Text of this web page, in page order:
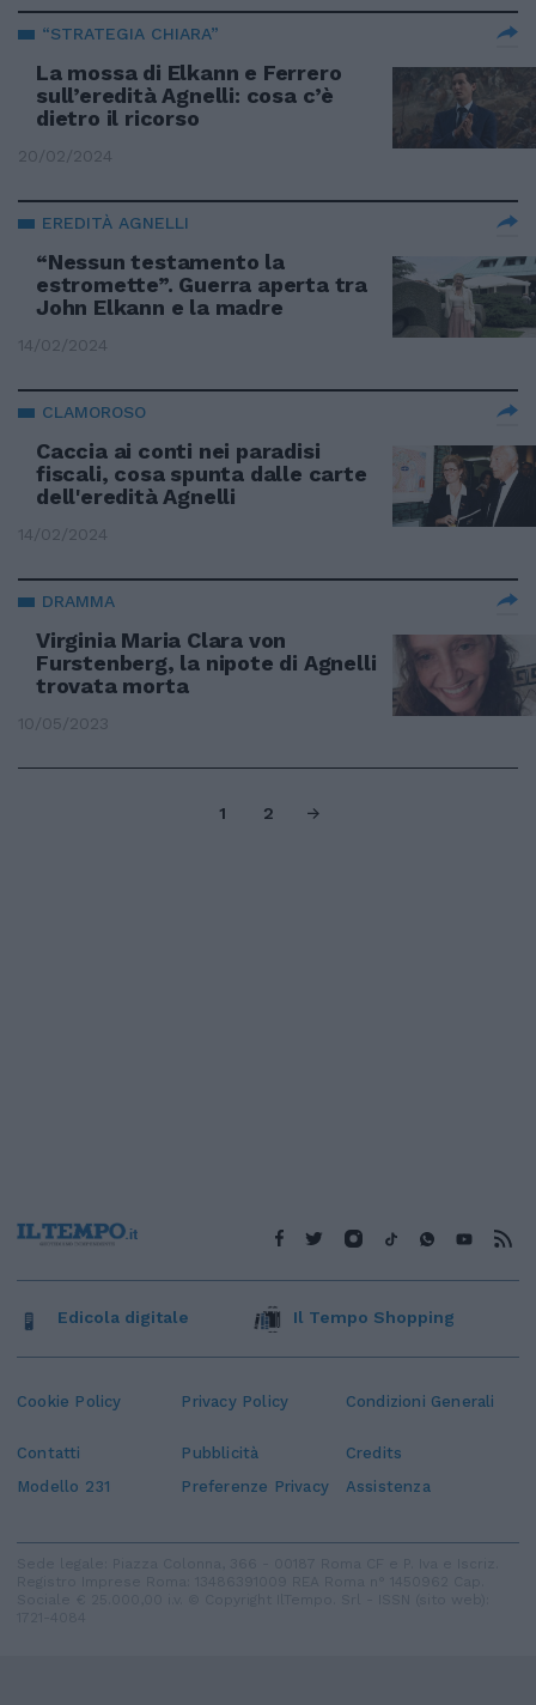
“STRATEGIA CHIARA”
La mossa di Elkann e Ferrero
sull’eredità Agnelli: cosa c’è
dietro il ricorso
20/02/2024
EREDITÀ AGNELLI
“Nessun testamento la
estromette”. Guerra aperta tra
John Elkann e la madre
14/02/2024
CLAMOROSO
Caccia ai conti nei paradisi
fiscali, cosa spunta dalle carte
dell'eredità Agnelli
14/02/2024
DRAMMA
Virginia Maria Clara von
Furstenberg, la nipote di Agnelli
trovata morta
10/05/2023
1 2
Cookie Policy Privacy Policy Condizioni Generali
Contatti Pubblicità
Credits
Modello 231
Preferenze Privacy Assistenza
Edicola digitale Il Tempo Shopping